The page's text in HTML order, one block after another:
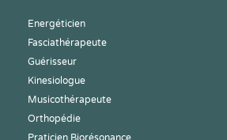
Energéticien
Fasciathérapeute
Guérisseur
Kinesiologue
Musicothérapeute
Orthopédie
Praticien Biorésonance